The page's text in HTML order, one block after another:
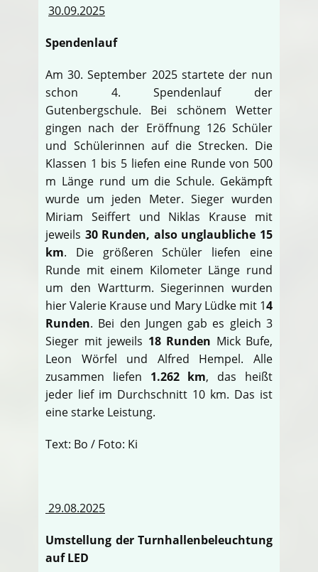
30.09.2025
Spendenlauf
Am 30. September 2025 startete der nun
schon 4. Spendenlauf der
Gutenbergschule. Bei schönem Wetter
gingen nach der Eröffnung 126 Schüler
und Schülerinnen auf die Strecken. Die
Klassen 1 bis 5 liefen eine Runde von 500
m Länge rund um die Schule. Gekämpft
wurde um jeden Meter. Sieger wurden
Miriam Seiffert und Niklas Krause mit
jeweils 30 Runden, also unglaubliche 15
km. Die größeren Schüler liefen eine
Runde mit einem Kilometer Länge rund
um den Wartturm. Siegerinnen wurden
hier Valerie Krause und Mary Lüdke mit 14
Runden. Bei den Jungen gab es gleich 3
Sieger mit jeweils 18 Runden Mick Bufe,
Leon Wörfel und Alfred Hempel. Alle
zusammen liefen 1.262 km, das heißt
jeder lief im Durchschnitt 10 km. Das ist
eine starke Leistung.
Text: Bo / Foto: Ki
29.08.2025
Umstellung der Turnhallenbeleuchtung
auf LED